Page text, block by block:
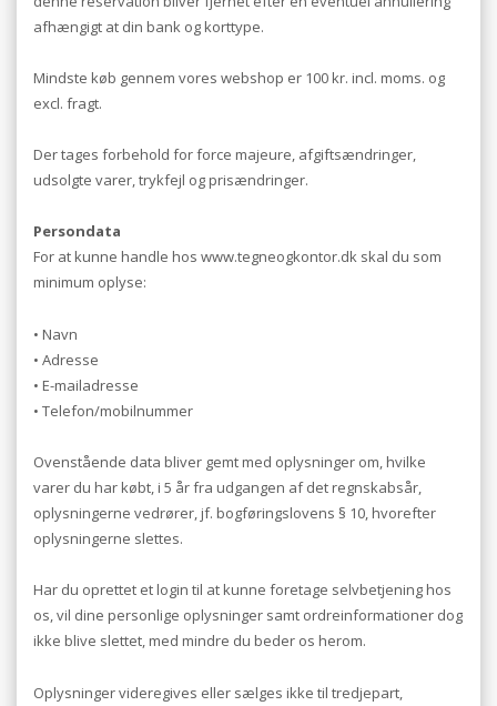
afhængigt at din bank og korttype.
Mindste køb gennem vores webshop er 100 kr. incl. moms. og
excl. fragt.
Der tages forbehold for force majeure, afgiftsændringer,
udsolgte varer, trykfejl og prisændringer.
Persondata
For at kunne handle hos www.tegneogkontor.dk skal du som
minimum oplyse:
• Navn
• Adresse
• E-mailadresse
• Telefon/mobilnummer
Ovenstående data bliver gemt med oplysninger om, hvilke
varer du har købt, i 5 år fra udgangen af det regnskabsår,
oplysningerne vedrører, jf. bogføringslovens § 10, hvorefter
oplysningerne slettes.
Har du oprettet et login til at kunne foretage selvbetjening hos
os, vil dine personlige oplysninger samt ordreinformationer dog
ikke blive slettet, med mindre du beder os herom.
Oplysninger videregives eller sælges ikke til tredjepart,